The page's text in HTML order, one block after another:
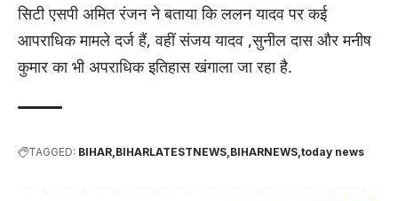
सिटी एसपी अमित रंजन ने बताया कि ललन यादव पर कई
आपराधिक मामले दर्ज हैं, वहीं संजय यादव ,सुनील दास और मनीष
कुमार का भी अपराधिक इतिहास खंगाला जा रहा है.
TAGGED: BIHAR BIHARLATESTNEWS BIHARNEWS today news